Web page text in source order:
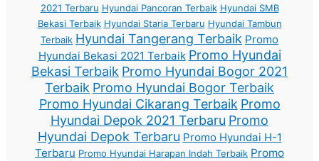
2021 Terbaru Hyundai Pancoran Terbaik Hyundai SMB
Bekasi Terbaik Hyundai Staria Terbaru Hyundai Tambun
Terbaik Hyundai Tangerang Terbaik Promo
Hyundai Bekasi 2021 Terbaik Promo Hyundai
Bekasi Terbaik Promo Hyundai Bogor 2021
Terbaik Promo Hyundai Bogor Terbaik
Promo Hyundai Cikarang Terbaik Promo
Hyundai Depok 2021 Terbaru Promo
Hyundai Depok Terbaru Promo Hyundai H-1
Terbaru Promo Hyundai Harapan Indah Terbaik Promo